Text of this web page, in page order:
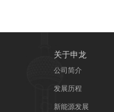
关于申龙
公司简介
发展历程
新能源发展